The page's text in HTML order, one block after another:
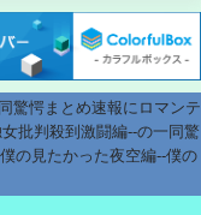
驚愕まとめ速報にロマンテ
批判殺到激闘編--の一同驚
の見たかった夜空編--僕の